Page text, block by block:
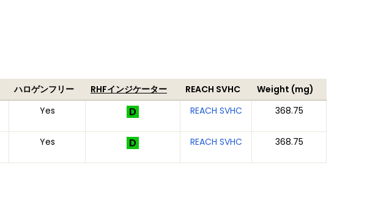
ハロゲンフリー RHFインジケーター REACH SVHC
Weight (mg)
Yes REACH SVHC 368.75
Yes REACH SVHC 368.75